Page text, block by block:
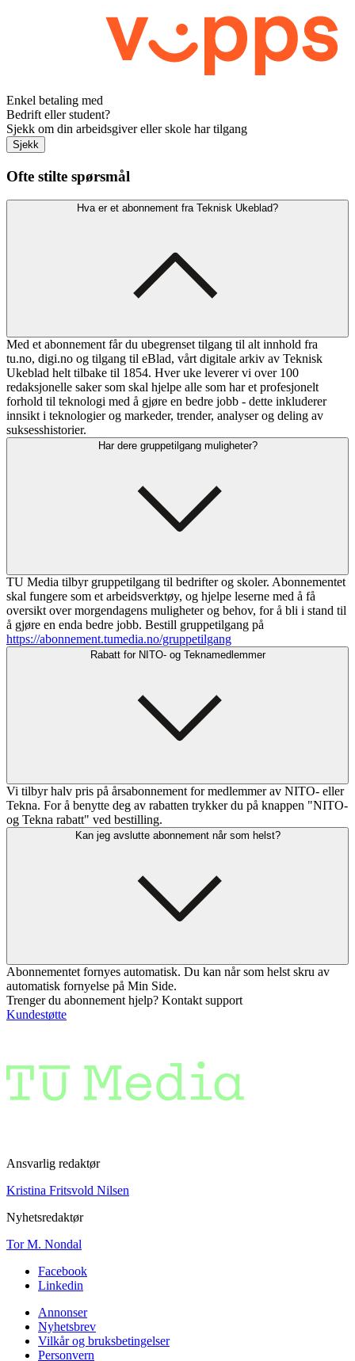
Enkel betaling med
Bedrift eller student?
Sjekk om din arbeidsgiver eller skole har tilgang
Sjekk
Ofte stilte spørsmål
Hva er et abonnement fra Teknisk Ukeblad?
Med et abonnement får du ubegrenset tilgang til alt innhold fra
tu.no, digi.no og tilgang til eBlad, vårt digitale arkiv av Teknisk
Ukeblad helt tilbake til 1854. Hver uke leverer vi over 100
redaksjonelle saker som skal hjelpe alle som har et profesjonelt
forhold til teknologi med å gjøre en bedre jobb - dette inkluderer
innsikt i teknologier og markeder, trender, analyser og deling av
suksesshistorier.
Har dere gruppetilgang muligheter?
TU Media tilbyr gruppetilgang til bedrifter og skoler. Abonnementet
skal fungere som et arbeidsverktøy, og hjelpe leserne med å få
oversikt over morgendagens muligheter og behov, for å bli i stand til
å gjøre en enda bedre jobb. Bestill gruppetilgang på
https://abonnement.tumedia.no/gruppetilgang
Rabatt for NITO- og Teknamedlemmer
Vi tilbyr halv pris på årsabonnement for medlemmer av NITO- eller
Tekna. For å benytte deg av rabatten trykker du på knappen "NITO-
og Tekna rabatt" ved bestilling.
Kan jeg avslutte abonnement når som helst?
Abonnementet fornyes automatisk. Du kan når som helst skru av
automatisk fornyelse på Min Side.
Trenger du abonnement hjelp? Kontakt support
Kundestøtte
Ansvarlig redaktør
Kristina Fritsvold Nilsen
Nyhetsredaktør
Tor M. Nondal
Facebook
Linkedin
Annonser
Nyhetsbrev
Vilkår og bruksbetingelser
Personvern